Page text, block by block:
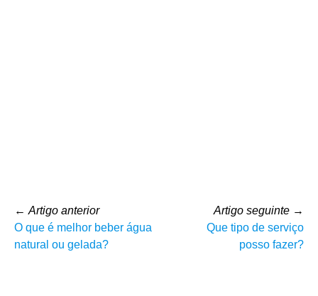
← Artigo anterior
O que é melhor beber água
natural ou gelada?
Artigo seguinte →
Que tipo de serviço
posso fazer?